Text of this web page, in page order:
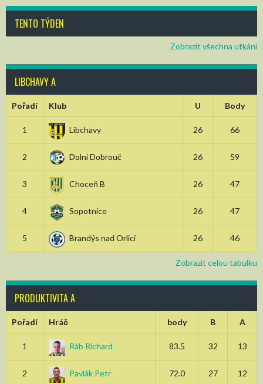
TENTO TÝDEN
Zobrazit všechna utkání
LIBCHAVY A
Pořadí Klub U Body
1 Libchavy 26 66
2 Dolní Dobrouč 26 59
3 Choceň B 26 47
4 Sopotnice 26 47
5 Brandýs nad Orlicí 26 46
Zobrazit celou tabulku
PRODUKTIVITA A
Pořadí Hráč body B A
1 Ráb Richard 83.5 32 13
2 Pavlák Petr 72.0 27 12